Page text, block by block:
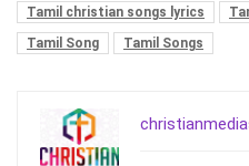
Tamil christian songs lyrics
Tamil Song
Tamil Songs